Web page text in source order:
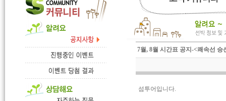
7월, 8월 시간표 공지-<쾌속선 승
섬투어입니다.